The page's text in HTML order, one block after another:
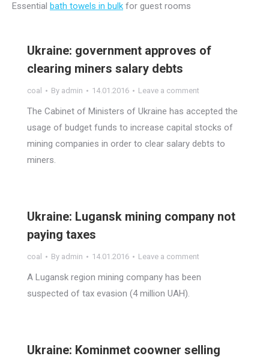
Essential bath towels in bulk for guest rooms
Ukraine: government approves of
clearing miners salary debts
coal By admin 14.01.2016 Leave a comment
The Cabinet of Ministers of Ukraine has accepted the
usage of budget funds to increase capital stocks of
mining companies in order to clear salary debts to
miners.
Ukraine: Lugansk mining company not
paying taxes
coal By admin 14.01.2016 Leave a comment
A Lugansk region mining company has been
suspected of tax evasion (4 million UAH).
Ukraine: Kominmet coowner selling